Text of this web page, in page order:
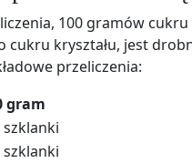
100 gramów
cukru kryształu, jest
przeliczenia:
gram
szklanki
szklanki